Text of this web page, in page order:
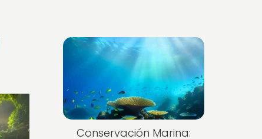
Conservación Marina: